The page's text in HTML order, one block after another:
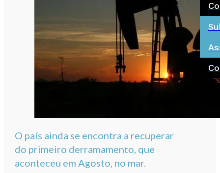
O país ainda se encontra a recuperar
do primeiro derramamento, que
aconteceu em Agosto, no mar.